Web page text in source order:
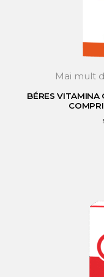
Mai mult
BÉRES VITAMINA